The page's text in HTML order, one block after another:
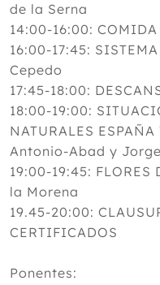
de la Serna
14:00-16:00: COMIDA
16:00-17:45:
Cepedo
17:45-18:00:
18:00-19:00:
NATURALES
Antonio-Abad y
19:00-19:45: FLORES
la Morena
19.45-20:00:
CERTIFICADOS
Ponentes: